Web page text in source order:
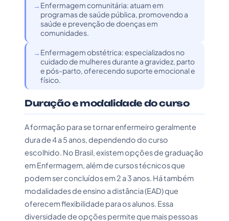
Enfermagem comunitária: atuam em
programas de saúde pública, promovendo a
saúde e prevenção de doenças em
comunidades.
Enfermagem obstétrica: especializados no
cuidado de mulheres durante a gravidez, parto
e pós-parto, oferecendo suporte emocional e
físico.
Duração e modalidade do curso
A formação para se tornar enfermeiro geralmente
dura de 4 a 5 anos, dependendo do curso
escolhido. No Brasil, existem opções de graduação
em Enfermagem, além de cursos técnicos que
podem ser concluídos em 2 a 3 anos. Há também
modalidades de ensino a distância (EAD) que
oferecem flexibilidade para os alunos. Essa
diversidade de opções permite que mais pessoas